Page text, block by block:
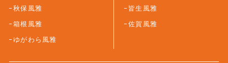
秋保風雅
箱根風雅
ゆがわら風雅
皆生風雅
佐賀風雅